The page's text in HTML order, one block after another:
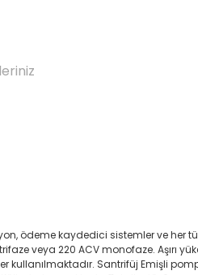
ödeme kaydedici sistemler ve her
veya 220 ACV monofaze. Aşırı
Santrifüj Emişli